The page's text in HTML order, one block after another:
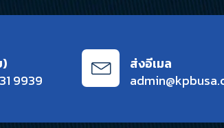
9939
ส่งอีเมล